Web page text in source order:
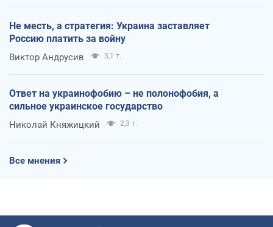
Не месть, а стратегия: Украина заставляет
Россию платить за войну
Виктор Андрусив 3,1 т.
Ответ на украинофобию – не полонофобия, а
сильное украинское государство
Николай Княжицкий 2,3 т.
Все мнения